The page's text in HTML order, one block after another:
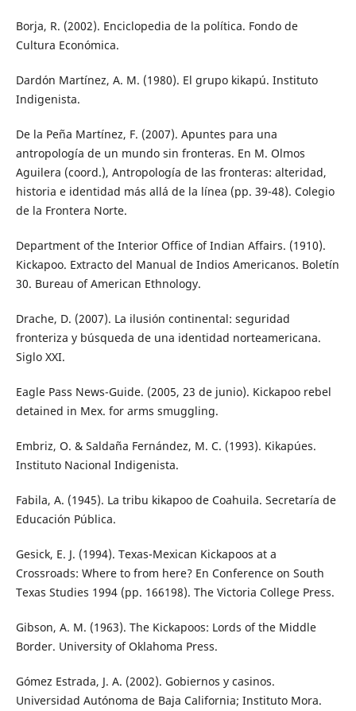
Borja, R. (2002). Enciclopedia de la política. Fondo de
Cultura Económica.
Dardón Martínez, A. M. (1980). El grupo kikapú. Instituto
Indigenista.
De la Peña Martínez, F. (2007). Apuntes para una
antropología de un mundo sin fronteras. En M. Olmos
Aguilera (coord.), Antropología de las fronteras: alteridad,
historia e identidad más allá de la línea (pp. 39-48). Colegio
de la Frontera Norte.
Department of the Interior Office of Indian Affairs. (1910).
Kickapoo. Extracto del Manual de Indios Americanos. Boletín
30. Bureau of American Ethnology.
Drache, D. (2007). La ilusión continental: seguridad
fronteriza y búsqueda de una identidad norteamericana.
Siglo XXI.
Eagle Pass News-Guide. (2005, 23 de junio). Kickapoo rebel
detained in Mex. for arms smuggling.
Embriz, O. & Saldaña Fernández, M. C. (1993). Kikapúes.
Instituto Nacional Indigenista.
Fabila, A. (1945). La tribu kikapoo de Coahuila. Secretaría de
Educación Pública.
Gesick, E. J. (1994). Texas-Mexican Kickapoos at a
Crossroads: Where to from here? En Conference on South
Texas Studies 1994 (pp. 166198). The Victoria College Press.
Gibson, A. M. (1963). The Kickapoos: Lords of the Middle
Border. University of Oklahoma Press.
Gómez Estrada, J. A. (2002). Gobiernos y casinos.
Universidad Autónoma de Baja California; Instituto Mora.